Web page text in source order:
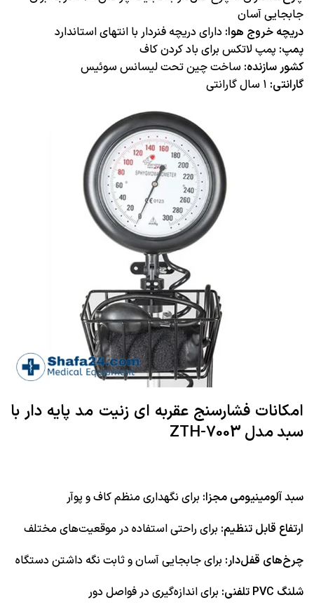
جابجایی آسان
دریچه خروج هوا: دارای دریچه فنردار با انتهای استاندارد
پمپ: پمپ لاتکس برای باد کردن کاف
کشور سازنده: ساخت چین تحت لیسانس سوئیس
گارانتی: ۱ سال گارانتی
امکانات فشارسنج عقربه ای زنیت مد پایه دار با
سبد مدل ZTH-7003
سبد آلومینیومی مجزا: برای نگهداری منظم کاف و پوآر
ارتفاع قابل تنظیم: برای راحتی استفاده در موقعیت‌های مختلف
چرخ‌های قفل‌دار: برای جابجایی آسان و ثابت نگه داشتن دستگاه
شلنگ PVC تلفنی:
برای اندازه‌گیری در فواصل دور